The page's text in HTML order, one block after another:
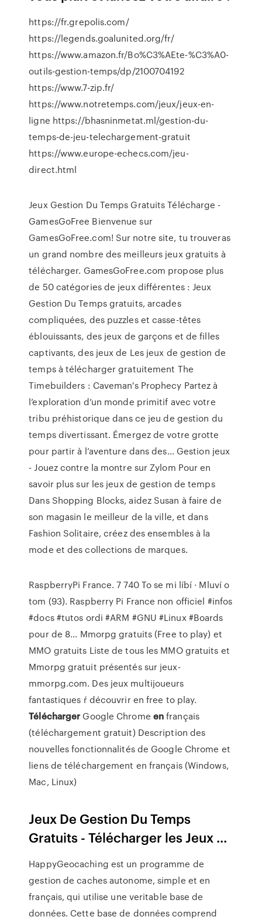
https://fr.grepolis.com/
https://legends.goalunited.org/fr/
https://www.amazon.fr/Bo%C3%AEte-%C3%A0-
outils-gestion-temps/dp/2100704192
https://www.7-zip.fr/
https://www.notretemps.com/jeux/jeux-en-
ligne https://bhasninmetat.ml/gestion-du-
temps-de-jeu-telechargement-gratuit
https://www.europe-echecs.com/jeu-
direct.html
Jeux Gestion Du Temps Gratuits Télécharge -
GamesGoFree Bienvenue sur
GamesGoFree.com! Sur notre site, tu trouveras
un grand nombre des meilleurs jeux gratuits à
télécharger. GamesGoFree.com propose plus
de 50 catégories de jeux différentes : Jeux
Gestion Du Temps gratuits, arcades
compliquées, des puzzles et casse-têtes
éblouissants, des jeux de garçons et de filles
captivants, des jeux de Les jeux de gestion de
temps à télécharger gratuitement The
Timebuilders : Caveman's Prophecy Partez à
l’exploration d’un monde primitif avec votre
tribu préhistorique dans ce jeu de gestion du
temps divertissant. Émergez de votre grotte
pour partir à l’aventure dans des... Gestion jeux
- Jouez contre la montre sur Zylom Pour en
savoir plus sur les jeux de gestion de temps
Dans Shopping Blocks, aidez Susan à faire de
son magasin le meilleur de la ville, et dans
Fashion Solitaire, créez des ensembles à la
mode et des collections de marques.
RaspberryPi France. 7 740 To se mi líbí · Mluví o
tom (93). Raspberry Pi France non officiel #infos
#docs #tutos ordi #ARM #GNU #Linux #Boards
pour de 8... Mmorpg gratuits (Free to play) et
MMO gratuits Liste de tous les MMO gratuits et
Mmorpg gratuit présentés sur jeux-
mmorpg.com. Des jeux multijoueurs
fantastiques ŕ découvrir en free to play.
Télécharger Google Chrome enfrançais
(téléchargement gratuit) Description des
nouvelles fonctionnalités de Google Chrome et
liens de téléchargement en français (Windows,
Mac, Linux)
Jeux De Gestion Du Temps
Gratuits - Télécharger les Jeux ...
HappyGeocaching est un programme de
gestion de caches autonome, simple et en
français, qui utilise une veritable base de
données. Cette base de données comprend